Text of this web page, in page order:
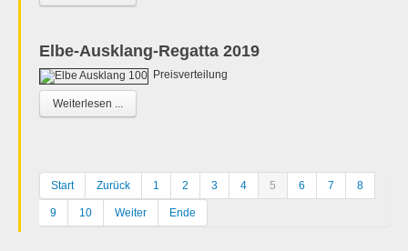
Elbe-Ausklang-Regatta 2019
Preisverteilung
Weiterlesen ...
Start Zurück 1 2 3 4 5 6 7 8
9 10 Weiter Ende